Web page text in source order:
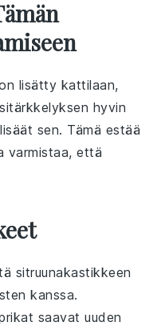
lisätty kattilaan,
hyvin
sen. Tämä estää
varmistaa, että
sitruunakastikkeen
kanssa.
saavat uuden